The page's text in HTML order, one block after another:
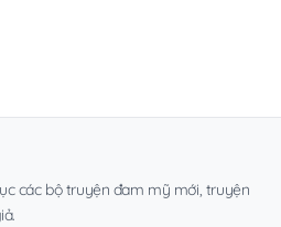
các bộ truyện đam mỹ mới, truyện